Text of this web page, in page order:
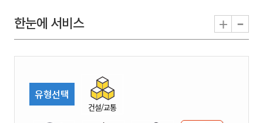
권
시
뉴
열
기
한눈에 서비스 + -
유형선택
건설/교통